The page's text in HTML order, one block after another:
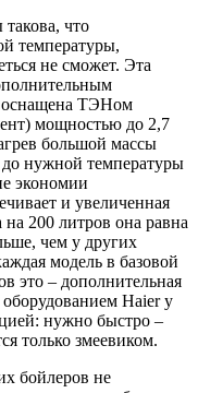
что
температуры,
не сможет. Эта
оснащена ТЭНом
мощностью до 2,7
большой массы
нужной температуры
экономии
и увеличенная
200 литров она равна
чем у других
модель в базовой
это – дополнительная
Haier у
нужно быстро –
только змеевиком.
бойлеров не